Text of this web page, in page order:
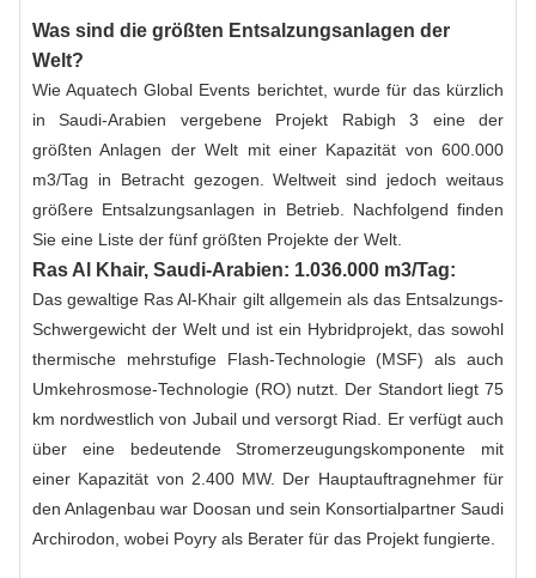
Was sind die größten Entsalzungsanlagen der
Welt?
Wie Aquatech Global Events berichtet, wurde für das kürzlich
in Saudi-Arabien vergebene Projekt Rabigh 3 eine der
größten Anlagen der Welt mit einer Kapazität von 600.000
m3/Tag in Betracht gezogen. Weltweit sind jedoch weitaus
größere Entsalzungsanlagen in Betrieb. Nachfolgend finden
Sie eine Liste der fünf größten Projekte der Welt.
Ras Al Khair, Saudi-Arabien: 1.036.000 m3/Tag:
Das gewaltige Ras Al-Khair gilt allgemein als das Entsalzungs-
Schwergewicht der Welt und ist ein Hybridprojekt, das sowohl
thermische mehrstufige Flash-Technologie (MSF) als auch
Umkehrosmose-Technologie (RO) nutzt. Der Standort liegt 75
km nordwestlich von Jubail und versorgt Riad. Er verfügt auch
über eine bedeutende Stromerzeugungskomponente mit
einer Kapazität von 2.400 MW. Der Hauptauftragnehmer für
den Anlagenbau war Doosan und sein Konsortialpartner Saudi
Archirodon, wobei Poyry als Berater für das Projekt fungierte.